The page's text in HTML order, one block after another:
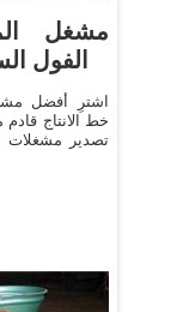
مشغل
الفول
اشترِ أفضل
خط الانتاج
تصدير مشغلات